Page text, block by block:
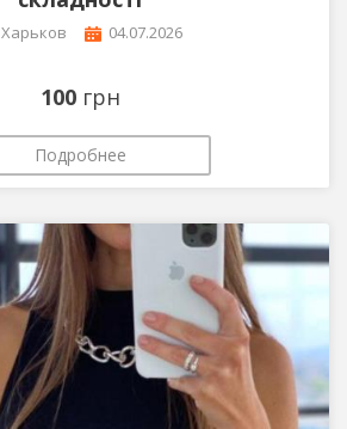
Харьков 04.07.2026
100 грн
Подробнее